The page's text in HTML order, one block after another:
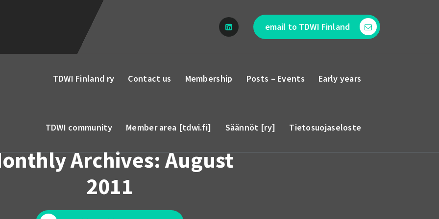
email to TDWI Finland
TDWI Finland ry Contact us Membership Posts – Events Early years
TDWI community Member area [tdwi.fi] Säännöt [ry] Tietosuojaseloste
Archives: August
2011